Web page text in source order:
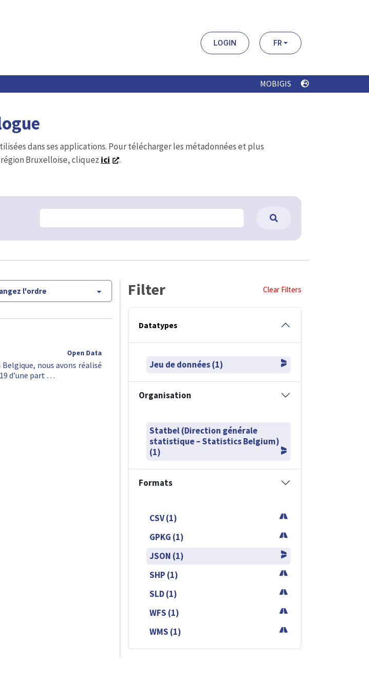
LOGIN FR
MOBIGIS
dans ses applications. Pour télécharger les métadonnées et plus
Bruxelloise, cliquez ici .
l'ordre
Open Data
nous avons réalisé
d’une part …
Filter Clear Filters
Datatypes
Jeu de données (1)
Organisation
Statbel (Direction générale
statistique – Statistics Belgium)
(1)
Formats
CSV (1)
GPKG (1)
JSON (1)
SHP (1)
SLD (1)
WFS (1)
WMS (1)